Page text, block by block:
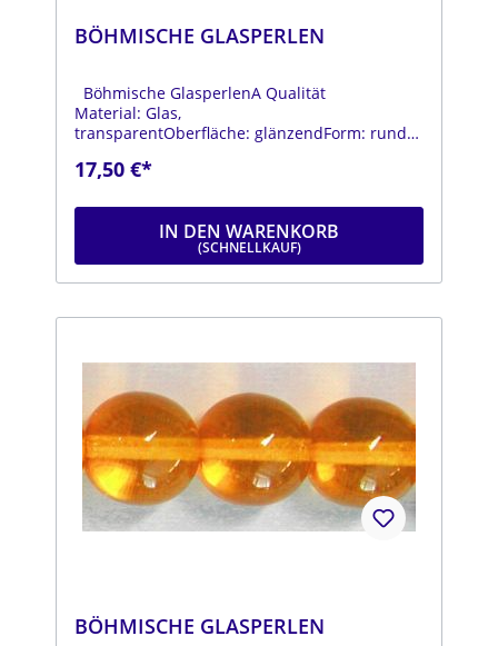
BÖHMISCHE GLASPERLEN
Böhmische GlasperlenA Qualität
Material: Glas,
transparentOberfläche: glänzendForm: rundFa
mmStrang: Länge ca. 25 cm
17,50 €*
IN DEN WARENKORB
BÖHMISCHE GLASPERLEN